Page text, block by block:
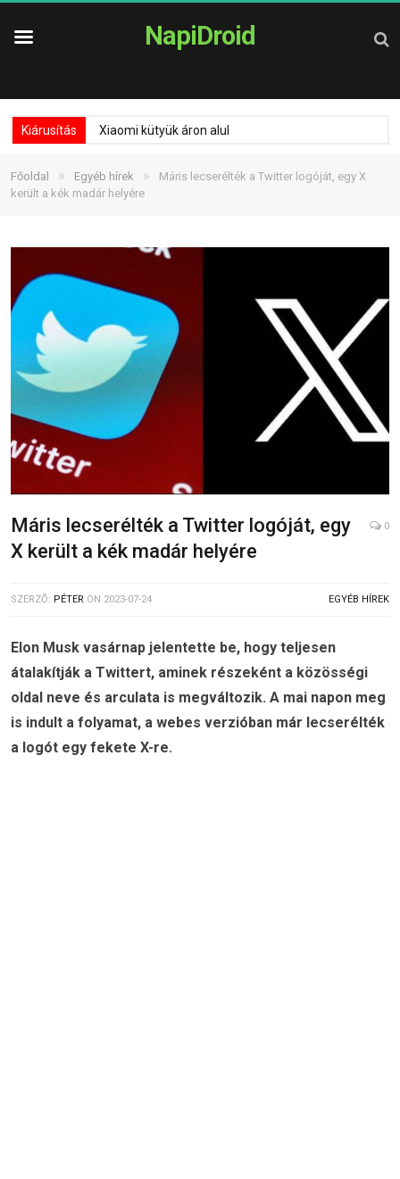
NapiDroid
Kiárusítás Xiaomi kütyük áron alul
Főoldal » Egyéb hírek »
Máris lecserélték a Twitter logóját, egy X
került a kék madár helyére
Máris lecserélték a Twitter logóját, egy
X került a kék madár helyére
0
SZERZŐ: PÉTER ON 2023-07-24 EGYÉB HÍREK
Elon Musk vasárnap jelentette be, hogy teljesen
átalakítják a Twittert, aminek részeként a közösségi
oldal neve és arculata is megváltozik. A mai napon meg
is indult a folyamat, a webes verzióban már lecserélték
a logót egy fekete X-re.